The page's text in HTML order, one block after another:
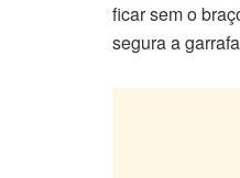
ficar sem o
segura a